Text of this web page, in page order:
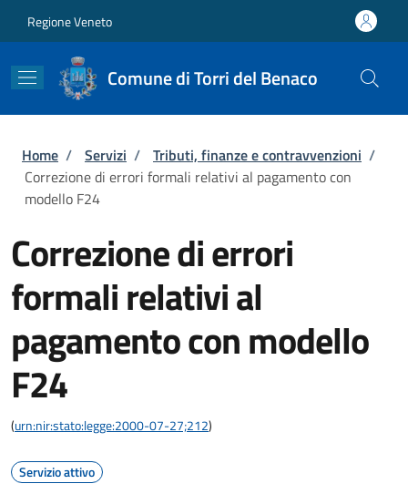
Regione Veneto
Comune di Torri del Benaco
Briciole di pane
Home / Servizi / Tributi, finanze e contravvenzioni /
Correzione di errori formali relativi al pagamento con
modello F24
Correzione di errori
formali relativi al
pagamento con modello
F24
(urn:nir:stato:legge:2000-07-27;212)
Servizio attivo